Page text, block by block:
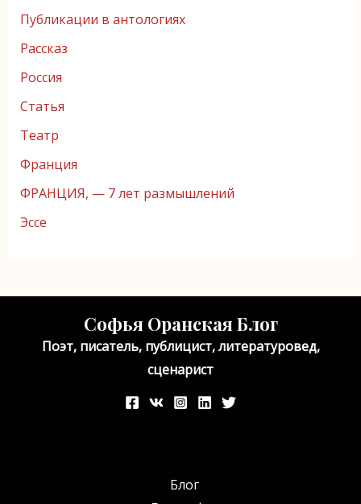
Публикации в антологиях
Рассказ
Россия
Статья
Театр
Франция
ФРАНЦИЯ, — 7 лет размышлений
Эссе
Софья Оранская Блог
Поэт, писатель, публицист, литературовед,
сценарист
Блог